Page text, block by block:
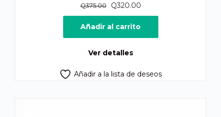
Q375.00
El
precio
original
era:
Q320.00El
precio
actual
es:
Añadir al carrito
Ver detalles
Añadir a la lista de deseos